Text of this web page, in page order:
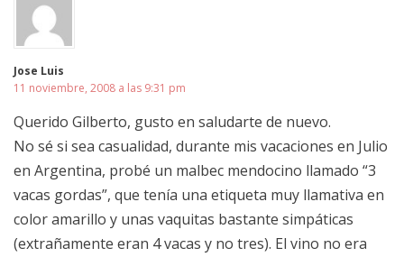
Jose Luis
11 noviembre, 2008 a las 9:31 pm
Querido Gilberto, gusto en saludarte de nuevo.
No sé si sea casualidad, durante mis vacaciones en Julio
en Argentina, probé un malbec mendocino llamado “3
vacas gordas”, que tenía una etiqueta muy llamativa en
color amarillo y unas vaquitas bastante simpáticas
(extrañamente eran 4 vacas y no tres). El vino no era